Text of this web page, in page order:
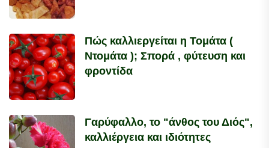
Πώς καλλιεργείται η Τομάτα (
Ντομάτα ); Σπορά , φύτευση και
φροντίδα
Γαρύφαλλο, το "άνθος του Διός",
καλλιέργεια και ιδιότητες